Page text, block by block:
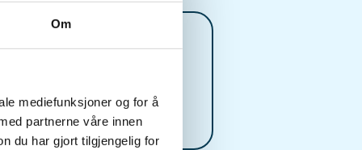
Om
mediefunksjoner og for å
partnerne våre innen
du har gjort tilgjengelig for
aaljff3570@gmail.co
m